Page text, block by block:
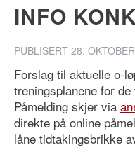
INFO
PUBLISERT 28.
Forslag til aktuelle o-
treningsplanene for
Påmelding skjer via
direkte på online
låne tidtakingsbrikke